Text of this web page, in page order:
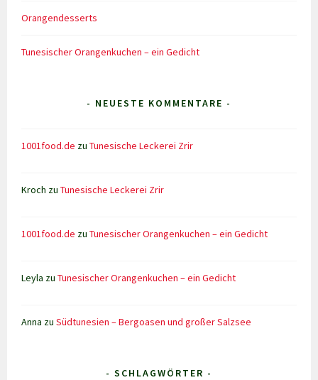
Orangendesserts
Tunesischer Orangenkuchen – ein Gedicht
- NEUESTE KOMMENTARE -
1001food.de zuTunesische Leckerei Zrir
Kroch zuTunesische Leckerei Zrir
1001food.de zuTunesischer Orangenkuchen – ein Gedicht
Leyla zuTunesischer Orangenkuchen – ein Gedicht
Anna zuSüdtunesien – Bergoasen und großer Salzsee
- SCHLAGWÖRTER -